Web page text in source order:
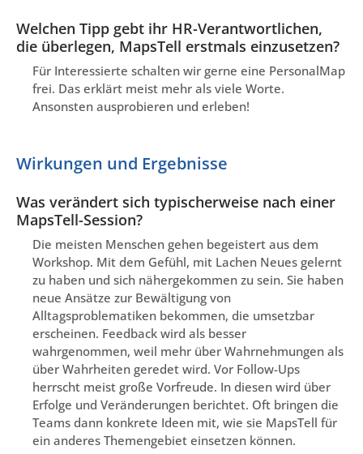
Welchen Tipp gebt ihr HR-Verantwortlichen,
die überlegen, MapsTell erstmals einzusetzen?
Für Interessierte schalten wir gerne eine PersonalMap
frei. Das erklärt meist mehr als viele Worte.
Ansonsten ausprobieren und erleben!
Wirkungen und Ergebnisse
Was verändert sich typischerweise nach einer
MapsTell-Session?
Die meisten Menschen gehen begeistert aus dem
Workshop. Mit dem Gefühl, mit Lachen Neues gelernt
zu haben und sich nähergekommen zu sein. Sie haben
neue Ansätze zur Bewältigung von
Alltagsproblematiken bekommen, die umsetzbar
erscheinen. Feedback wird als besser
wahrgenommen, weil mehr über Wahrnehmungen als
über Wahrheiten geredet wird. Vor Follow-Ups
herrscht meist große Vorfreude. In diesen wird über
Erfolge und Veränderungen berichtet. Oft bringen die
Teams dann konkrete Ideen mit, wie sie MapsTell für
ein anderes Themengebiet einsetzen können.